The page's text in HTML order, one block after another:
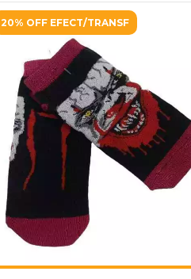
20% OFF EFECT/TRANSF